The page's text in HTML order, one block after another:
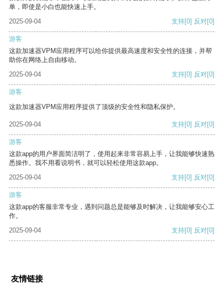
单，即使是小白也能快速上手。
2025-09-04
支持[0] 反对[0]
游客
这款加速器VPM应用程序可以给你提供最高速度和安全性的连接，并帮
助你在网络上自由移动。
2025-09-04
支持[0] 反对[0]
游客
这款加速器VPM应用程序提供了顶级的安全性和隐私保护。
2025-09-04 支持[0] 反对[0]
游客
这款app的用户界面简洁明了，使用起来非常容易上手，让我能够快速熟
悉操作。我不用看说明书，就可以轻松使用这款app。
2025-09-04
支持[0] 反对[0]
游客
这款app的客服非常专业，遇到问题总是能够及时解决，让我能够安心工
作。
2025-09-04
支持[0] 反对[0]
友情链接